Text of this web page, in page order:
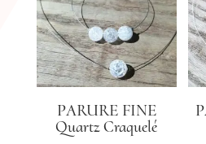
PARURE FINE
Quartz Craquelé